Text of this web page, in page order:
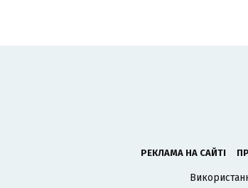
РЕКЛАМА НА САЙТІ